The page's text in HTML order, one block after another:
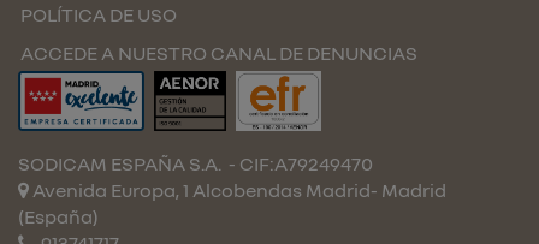
POLÍTICA DE USO
ACCEDE A NUESTRO CANAL DE DENUNCIAS
SODICAM ESPAÑA S.A. - CIF:A79249470
Avenida Europa, 1 Alcobendas Madrid- Madrid
(España)